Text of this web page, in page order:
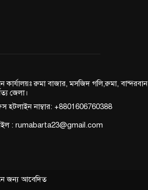
কার্যালয়ঃ রুমা বাজার, মসজিদ গলি,রুমা, বান্দরবান
জেলা।
হটলাইন নাম্বার: +8801606760388
: rumabarta23@gmail.com
জন্য আবেদিত